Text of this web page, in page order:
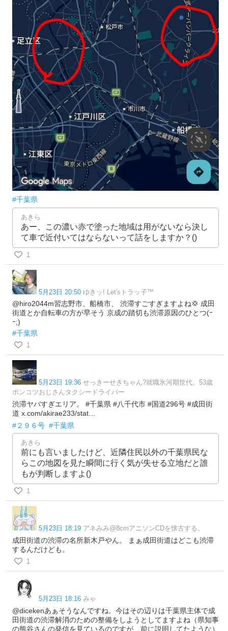
#千葉県
あきら
あー、この濃い赤で塗った地域は用がないなら決し
て車で近付いてはならないって話をしますか？()
1
5月23日 20:50 ゆきッ! Let'sトラッ子™️
@hiro2044m習志野市、船橋市、 渋滞すごすぎますよね💢 成田
街道とか自転車の方が早そう 京成の踏切も渋滞原因のひとつ(ｰ
ｰ;)
#千葉県
1
5月23日 19:36 せっきーせきちゃん?就職氷河期世代。53歳
ポンコツおじさんタクシードライバー
渋滞ヤバすぎエリア。 #千葉県 #八千代市 #国道296号 #成田街
道 x.com/akirae233/stat…
#２９６号 #千葉県
あきら
前にも言いましたけど、近隣住民以外の千葉県民な
らこの地図を見た瞬間に行く気が失せる立地だと誰
もが判断しますよ()
1
5月23日 18:19 アネみみ@8cmアニソンCDを懐古する。
成田街道の渋滞の名所新木戸やん。 まぁ成田街道はどこも渋滞
するんだけども。
1
5月23日 18:16 みゃ
@dicekenあぁそうなんですね。今はその辺りは千葉県主体で成
田街道の渋滞解消のための整備をしようとしてますよね（県知事
の熊谷さんの発信を見ているのですが、前に説明してたような）